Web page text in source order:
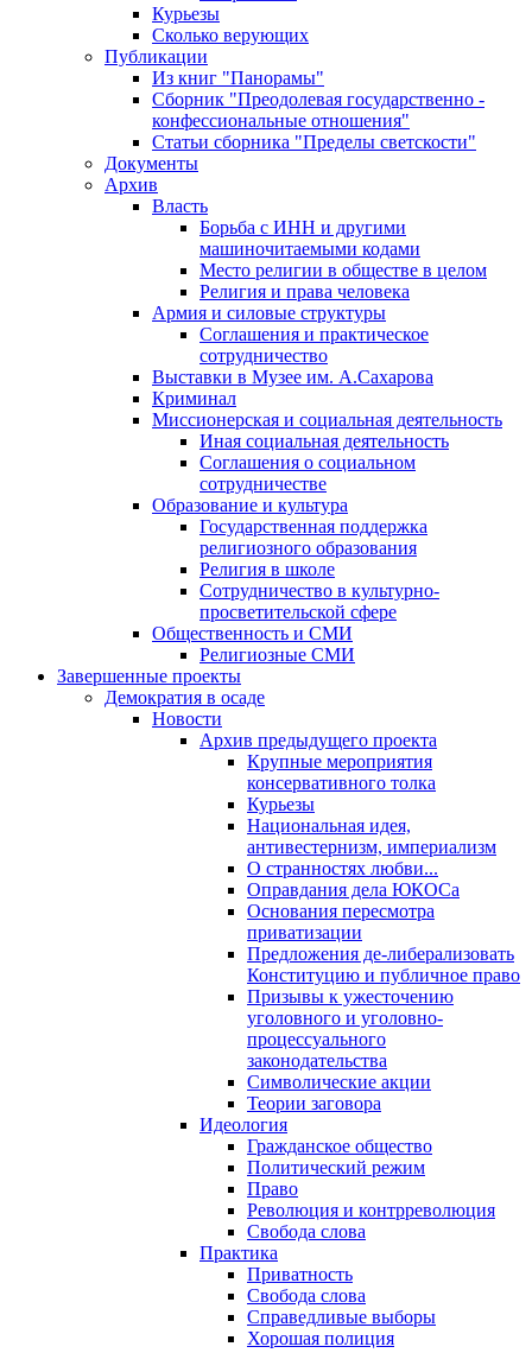
Курьезы
Сколько верующих
Публикации
Из книг "Панорамы"
Сборник "Преодолевая государственно -
конфессиональные отношения"
Статьи сборника "Пределы светскости"
Документы
Архив
Власть
Борьба с ИНН и другими
машиночитаемыми кодами
Место религии в обществе в целом
Религия и права человека
Армия и силовые структуры
Соглашения и практическое
сотрудничество
Выставки в Музее им. А.Сахарова
Криминал
Миссионерская и социальная деятельность
Иная социальная деятельность
Соглашения о социальном
сотрудничестве
Образование и культура
Государственная поддержка
религиозного образования
Религия в школе
Сотрудничество в культурно-
просветительской сфере
Общественность и СМИ
Религиозные СМИ
Завершенные проекты
Демократия в осаде
Новости
Архив предыдущего проекта
Крупные мероприятия
консервативного толка
Курьезы
Национальная идея,
антивестернизм, империализм
О странностях любви...
Оправдания дела ЮКОСа
Основания пересмотра
приватизации
Предложения де-либерализовать
Конституцию и публичное право
Призывы к ужесточению
уголовного и уголовно-
процессуального
законодательства
Символические акции
Теории заговора
Идеология
Гражданское общество
Политический режим
Право
Революция и контрреволюция
Свобода слова
Практика
Приватность
Свобода слова
Справедливые выборы
Хорошая полиция